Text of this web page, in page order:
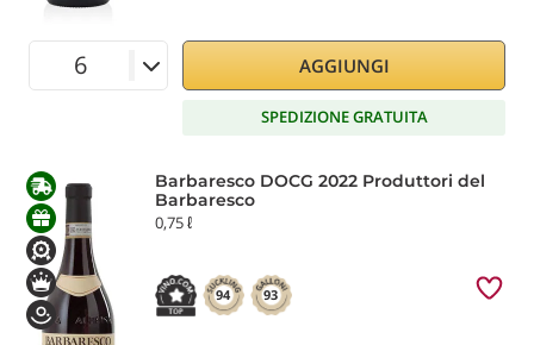
AGGIUNGI
SPEDIZIONE GRATUITA
Barbaresco DOCG 2022 Produttori del
Barbaresco
0,75 ℓ
94 93